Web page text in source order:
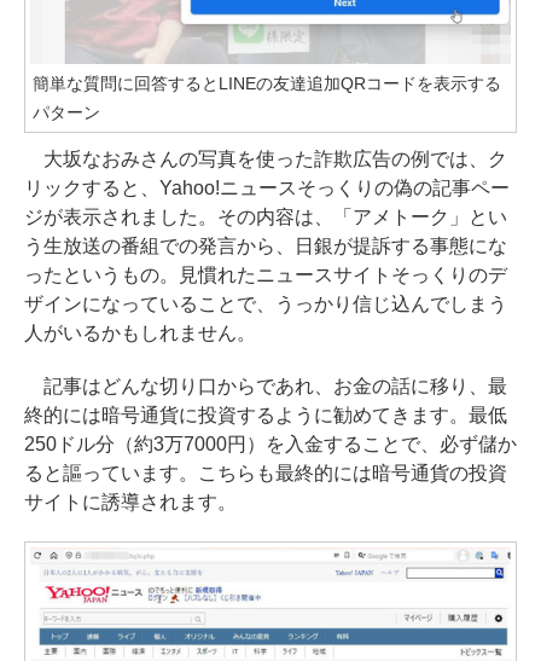
簡単な質問に回答するとLINEの友達追加QRコードを表示する
パターン
大坂なおみさんの写真を使った詐欺広告の例では、ク
リックすると、Yahoo!ニュースそっくりの偽の記事ペー
ジが表示されました。その内容は、「アメトーク」とい
う生放送の番組での発言から、日銀が提訴する事態にな
ったというもの。見慣れたニュースサイトそっくりのデ
ザインになっていることで、うっかり信じ込んでしまう
人がいるかもしれません。
記事はどんな切り口からであれ、お金の話に移り、最
終的には暗号通貨に投資するように勧めてきます。最低
250ドル分（約3万7000円）を入金することで、必ず儲か
ると謳っています。こちらも最終的には暗号通貨の投資
サイトに誘導されます。